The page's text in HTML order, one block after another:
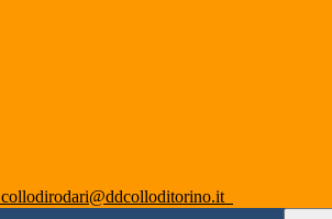
collodirodari@ddcolloditorino.it